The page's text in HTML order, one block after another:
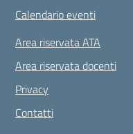
Calendario eventi
Area riservata ATA
Area riservata docenti
Privacy
Contatti